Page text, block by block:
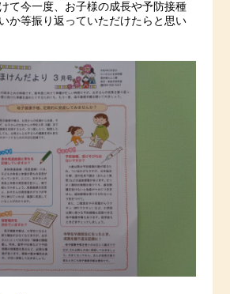
て今一度、お子様の成長や予防接種
か等振り返っていただけたらと思い